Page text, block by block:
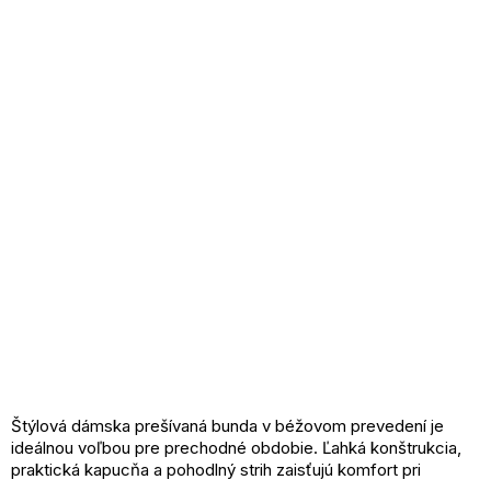
Štýlová dámska prešívaná bunda v béžovom prevedení je
ideálnou voľbou pre prechodné obdobie. Ľahká konštrukcia,
praktická kapucňa a pohodlný strih zaisťujú komfort pri